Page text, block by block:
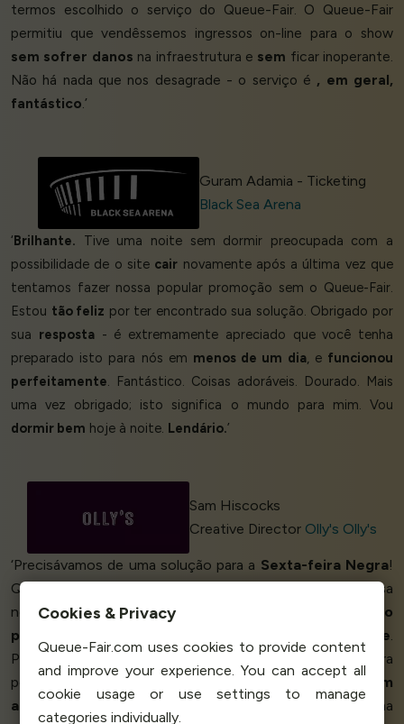
termos escolhido o serviço do Queue-Fair. O Queue-Fair
permitiu que vendêssemos ingressos on-line para o show
sem sofrer danos na infraestrutura e sem ficar inoperante.
Não há nada que nos desagrade - o serviço é , em geral,
fantástico.’
Guram Adamia - Ticketing
Black Sea Arena
‘ Brilhante. Tive uma noite sem dormir preocupada com a
possibilidade de o site cair novamente após a última vez que
tentamos fazer nossa popular promoção sem o Queue-Fair.
Estou tão feliz por ter encontrado sua solução. Obrigado por
sua resposta- é extremamente apreciado que você tenha
preparado isto para nós em menos de um dia, e funcionou
perfeitamente. Fantástico. Coisas adoráveis. Dourado. Mais
uma vez obrigado; isto significa o mundo para mim. Vou
dormir bem hoje à noite. Lendário.’
Sam Hiscocks
Creative Director Olly's Olly's
‘Precisávamos de uma solução para a Sexta-feira Negra!
Queue-Fair ficou feliz em adequar uma solução para nossa
necessidade para esta ocasião, oferecendo um
ótimo
preço
excelente atendimento ao cliente.
Pudemos montar nossa própria sala de espera
personalizada, nossa própria taxa de entrada, tudo
bem
adaptado
à nossa medida. Se você precisa de uma
Cookies & Privacy
Queue-Fair.com uses cookies to provide content
and improve your experience. You can accept all
cookie usage or use settings to manage
categories individually.